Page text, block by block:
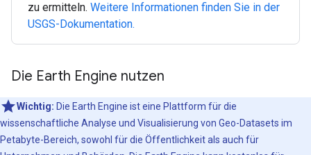
zu ermitteln. Weitere Informationen finden Sie in der
USGS-Dokumentation.
Die Earth Engine nutzen
Wichtig: Die Earth Engine ist eine Plattform für die
wissenschaftliche Analyse und Visualisierung von Geo-Datasets im
Petabyte-Bereich, sowohl für die Öffentlichkeit als auch für